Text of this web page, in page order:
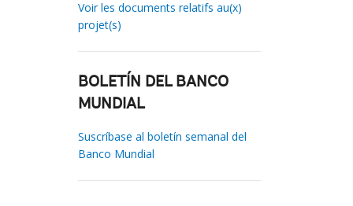
Voir les documents relatifs au(x)
projet(s)
BOLETÍN DEL BANCO
MUNDIAL
Suscríbase al boletín semanal del
Banco Mundial